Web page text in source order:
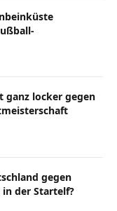
ganz locker gegen
gegen
in der Startelf?